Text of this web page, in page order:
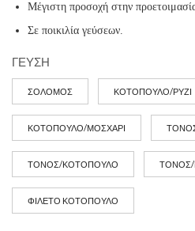
Μέγιστη προσοχή στην
Σε ποικιλία γεύσεων.
ΓΕΥΣΗ
ΣΟΛΟΜΟΣ ΚΟΤΟΠΟΥΛΟ/ΡΥΖΙ
ΚΟΤΟΠΟΥΛΟ/ΜΟΣΧΑΡΙ
ΤΟΝΟΣ/ΚΟΤΟΠΟΥΛΟ ΤΟΝΟΣ/
ΦΙΛΕΤΟ ΚΟΤΟΠΟΥΛΟ